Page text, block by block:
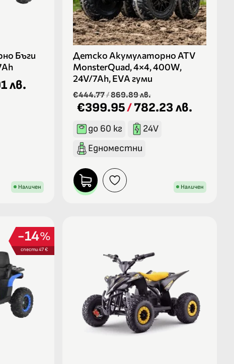
Бъги
лв.
Наличен
Детско Акумулаторно ATV
MonsterQuad, 4×4, 400W,
24V/7Ah, EVA гуми
€444.77/869.89 лв.
€399.95/782.23 лв.
до 60 кг
24V
Едноместни
Наличен
%
14
спести 47 €